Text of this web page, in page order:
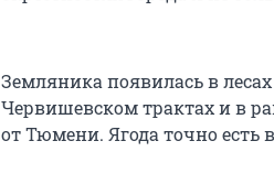
Земляника появилась в
Червишевском трактах и в
от Тюмени. Ягода точно